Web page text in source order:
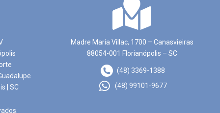
| SC
Madre Maria Villac, 1700 – Canasvieiras
88054-001 Florianópolis – SC
(48) 3369-1388
(48) 99101-9677